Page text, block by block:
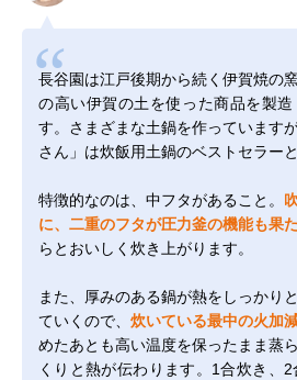
長谷園は江戸後期から続く伊賀焼の
の高い伊賀の土を使った商品を製
す。さまざまな土鍋を作っています
さん」は炊飯用土鍋のベストセラー
特徴的なのは、中フタがあること。
に、二重のフタが圧力釜の機能も果
らとおいしく炊き上がります。
また、厚みのある鍋が熱をしっかり
ていくので、 炊いている最中の火加
めたあとも高い温度を保ったまま蒸
くりと熱が伝わります。1合炊き、